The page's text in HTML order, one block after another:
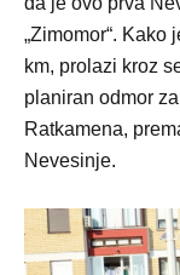
„Zimomor“.
km, prolazi kroz
planiran odmor
Ratkamena,
Nevesinje.